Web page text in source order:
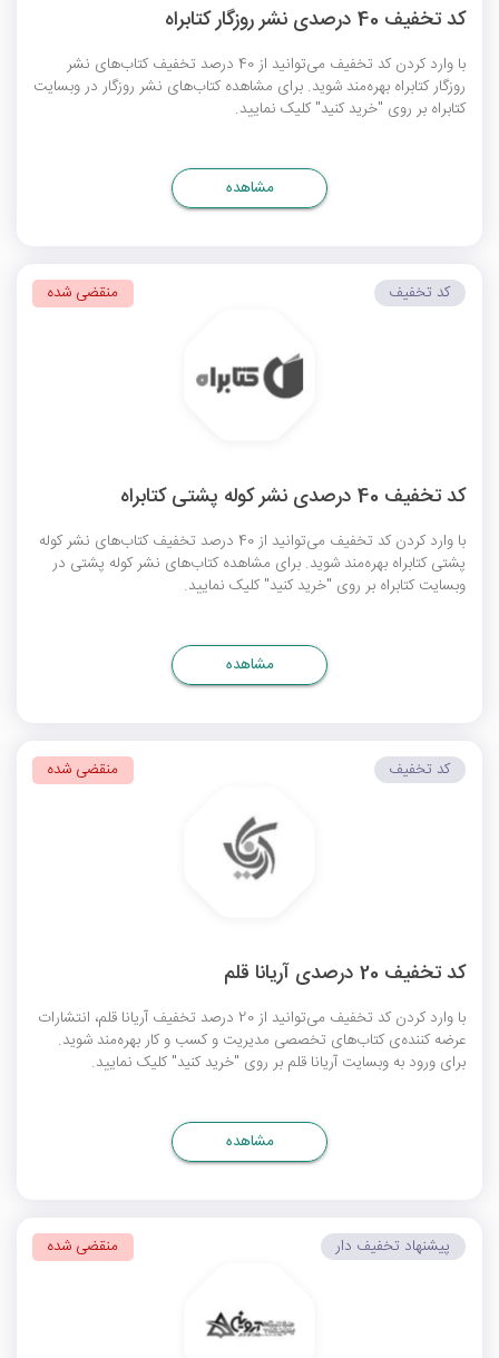
کد تخفیف 40 درصدی نشر روزگار کتابراه
با وارد کردن کد تخفیف می‌توانید از 40 درصد تخفیف کتاب‌های نشر
روزگار کتابراه بهره‌مند شوید. برای مشاهده کتاب‌های نشر روزگار در وبسایت
کتابراه بر روی "خرید کنید" کلیک نمایید.
مشاهده
کد تخفیف 40 درصدی نشر کوله پشتی کتابراه
با وارد کردن کد تخفیف می‌توانید از 40 درصد تخفیف کتاب‌های نشر کوله
پشتی کتابراه بهره‌مند شوید. برای مشاهده کتاب‌های نشر کوله پشتی در
وبسایت کتابراه بر روی "خرید کنید" کلیک نمایید.
کد تخفیف منقضی شده
مشاهده
کد تخفیف 20 درصدی آریانا قلم
با وارد کردن کد تخفیف می‌توانید از 20 درصد تخفیف آریانا قلم، انتشارات
عرضه کننده‌ی کتاب‌های تخصصی مدیریت و کسب و کار بهره‌مند شوید.
برای ورود به وبسایت آریانا قلم بر روی "خرید کنید" کلیک نمایید.
کد تخفیف منقضی شده
مشاهده
پیشنهاد تخفیف دار منقضی شده